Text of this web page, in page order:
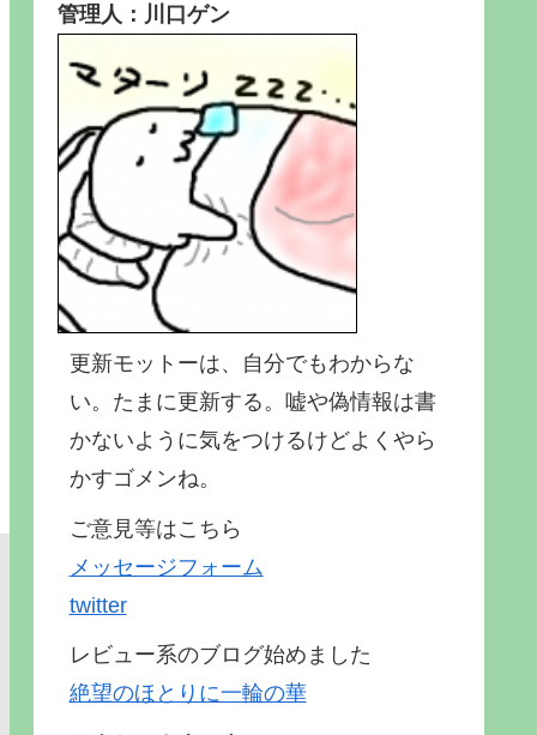
管理人：川口ゲン
更新モットーは、自分でもわからな
い。たまに更新する。嘘や偽情報は書
かないように気をつけるけどよくやら
かすゴメンね。
ご意見等はこちら
メッセージフォーム
twitter
レビュー系のブログ始めました
絶望のほとりに一輪の華